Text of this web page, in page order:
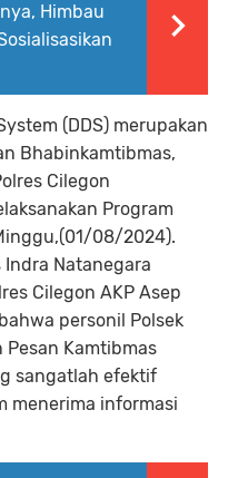
Himbau
(DDS) merupakan
Bhabinkamtibmas,
Cilegon
Program
08/2024).
Indra Natanegara
Cilegon AKP Asep
personil Polsek
Kamtibmas
sangatlah efektif
menerima informasi